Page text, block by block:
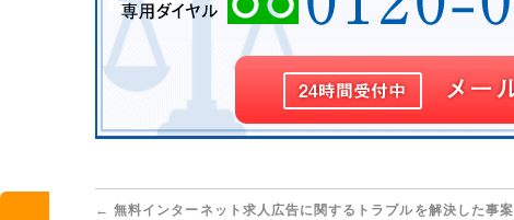
← 無料インターネット求人広告に関するトラブルを解決した事案